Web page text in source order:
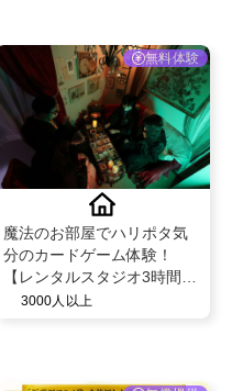
無料体験
魔法のお部屋でハリポタ気
分のカードゲーム体験！
【レンタルスタジオ3時間】
@idearo
3000人以上